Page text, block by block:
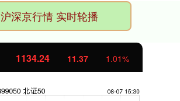
沪深京行情 实时轮播
1134.24 11.37 1.01%